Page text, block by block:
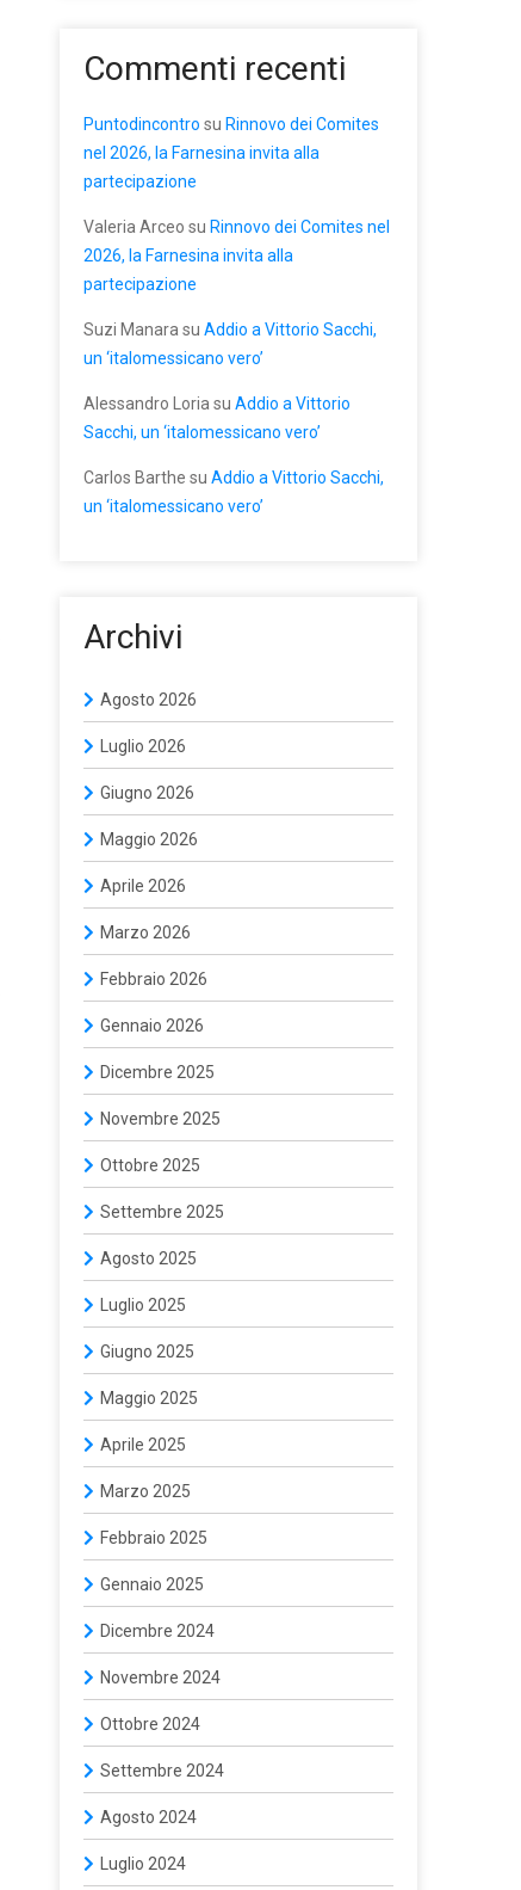
Commenti recenti
Puntodincontro su Rinnovo dei Comites
nel 2026, la Farnesina invita alla
partecipazione
Valeria Arceo su Rinnovo dei Comites nel
2026, la Farnesina invita alla
partecipazione
Suzi Manara su Addio a Vittorio Sacchi,
un ‘italomessicano vero’
Alessandro Loria su Addio a Vittorio
Sacchi, un ‘italomessicano vero’
Carlos Barthe su Addio a Vittorio Sacchi,
un ‘italomessicano vero’
Archivi
Agosto 2026
Luglio 2026
Giugno 2026
Maggio 2026
Aprile 2026
Marzo 2026
Febbraio 2026
Gennaio 2026
Dicembre 2025
Novembre 2025
Ottobre 2025
Settembre 2025
Agosto 2025
Luglio 2025
Giugno 2025
Maggio 2025
Aprile 2025
Marzo 2025
Febbraio 2025
Gennaio 2025
Dicembre 2024
Novembre 2024
Ottobre 2024
Settembre 2024
Agosto 2024
Luglio 2024